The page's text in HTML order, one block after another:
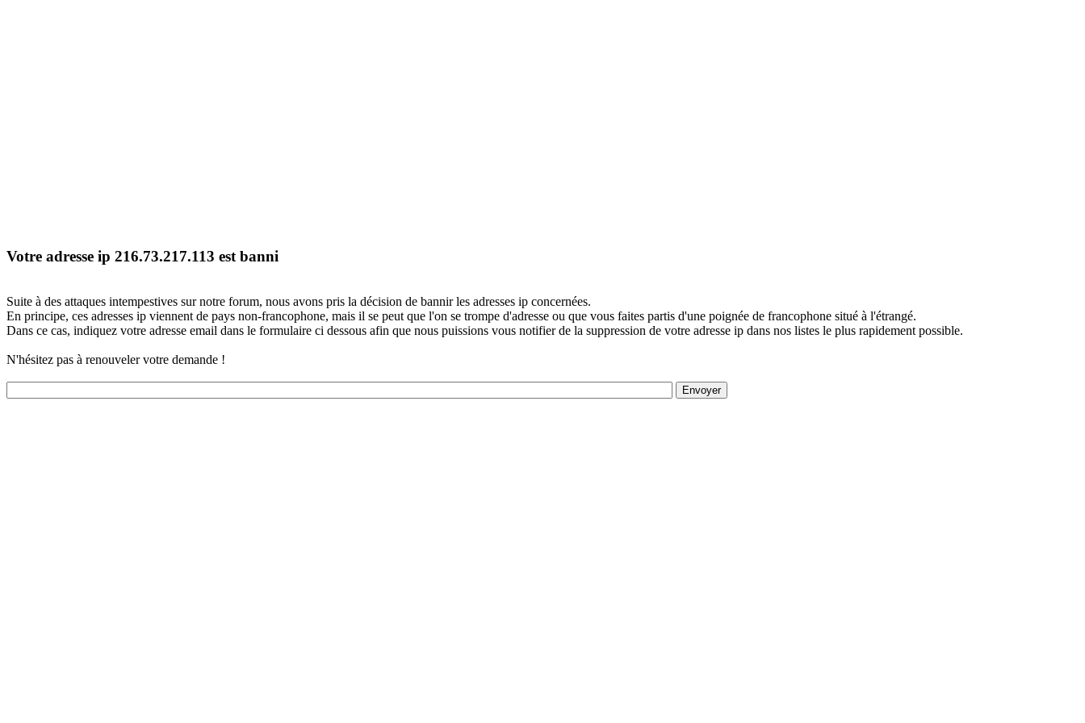
Votre adresse ip 216.73.217.113 est banni
Suite à des attaques intempestives sur notre forum, nous avons pris la décision de bannir les adresses ip concernées.
En principe, ces adresses ip viennent de pays non-francophone, mais il se peut que l'on se trompe d'adresse ou que vous faites partis d'une poignée de francophone situé à l'étrangé.
Dans ce cas, indiquez votre adresse email dans le formulaire ci dessous afin que nous puissions vous notifier de la suppression de votre adresse ip dans nos listes le plus rapidement possible.
N'hésitez pas à renouveler votre demande !